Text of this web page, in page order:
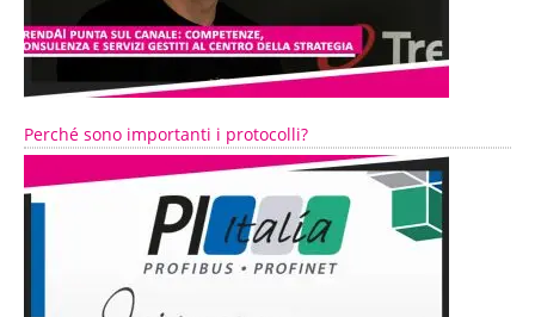
Perché sono importanti i protocolli?